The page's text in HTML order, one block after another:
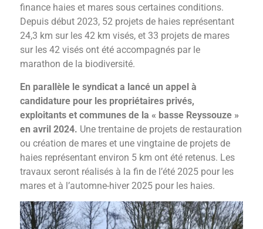
finance haies et mares sous certaines conditions.
Depuis début 2023, 52 projets de haies représentant
24,3 km sur les 42 km visés, et 33 projets de mares
sur les 42 visés ont été accompagnés par le
marathon de la biodiversité.
En parallèle le syndicat a lancé un appel à
candidature pour les propriétaires privés,
exploitants et communes de la « basse Reyssouze »
en avril 2024. Une trentaine de projets de restauration
ou création de mares et une vingtaine de projets de
haies représentant environ 5 km ont été retenus. Les
travaux seront réalisés à la fin de l’été 2025 pour les
mares et à l’automne-hiver 2025 pour les haies.